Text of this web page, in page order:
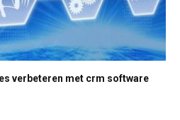
verbeteren met crm software